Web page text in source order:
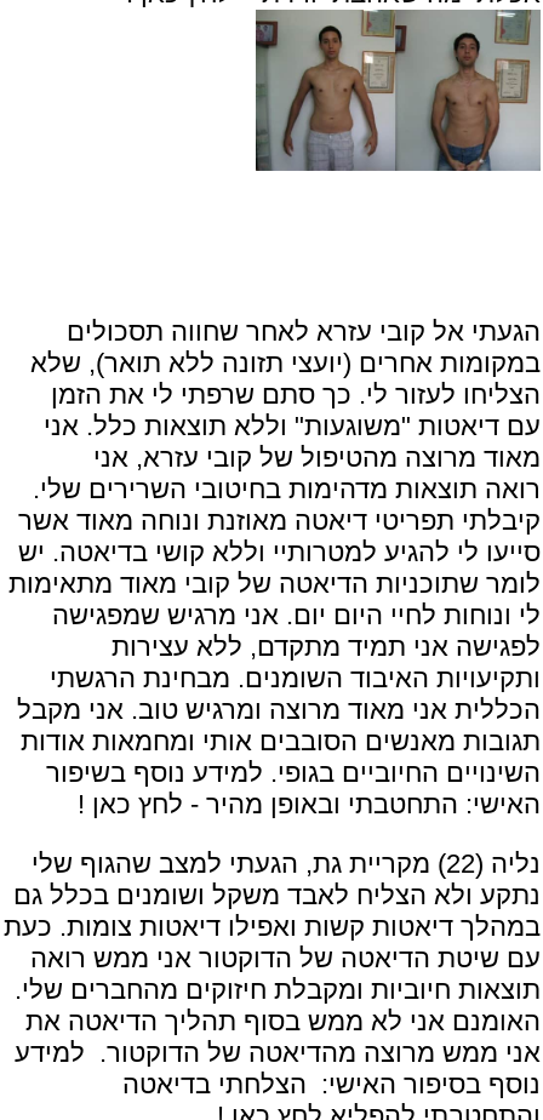
הגעתי אל קובי עזרא לאחר שחווה תסכולים
במקומות אחרים (יועצי תזונה ללא תואר), שלא
הצליחו לעזור לי. כך סתם שרפתי לי את הזמן
עם דיאטות "משוגעות" וללא תוצאות כלל. אני
מאוד מרוצה מהטיפול של קובי עזרא, אני
רואה תוצאות מדהימות בחיטובי השרירים שלי.
קיבלתי תפריטי דיאטה מאוזנת ונוחה מאוד אשר
סייעו לי להגיע למטרותיי וללא קושי בדיאטה. יש
לומר שתוכניות הדיאטה של קובי מאוד מתאימות
לי ונוחות לחיי היום יום. אני מרגיש שמפגישה
לפגישה אני תמיד מתקדם, ללא עצירות
ותקיעויות האיבוד השומנים. מבחינת הרגשתי
הכללית אני מאוד מרוצה ומרגיש טוב. אני מקבל
תגובות מאנשים הסובבים אותי ומחמאות אודות
השינויים החיוביים בגופי. למידע נוסף בשיפור
האישי: התחטבתי ובאופן מהיר - לחץ כאן !
נליה (22) מקריית גת, הגעתי למצב שהגוף שלי
נתקע ולא הצליח לאבד משקל ושומנים בכלל גם
במהלך דיאטות קשות ואפילו דיאטות צומות. כעת
עם שיטת הדיאטה של הדוקטור אני ממש רואה
תוצאות חיוביות ומקבלת חיזוקים מהחברים שלי.
האומנם אני לא ממש בסוף תהליך הדיאטה את
אני ממש מרוצה מהדיאטה של הדוקטור. למידע
נוסף בסיפור האישי: הצלחתי בדיאטה